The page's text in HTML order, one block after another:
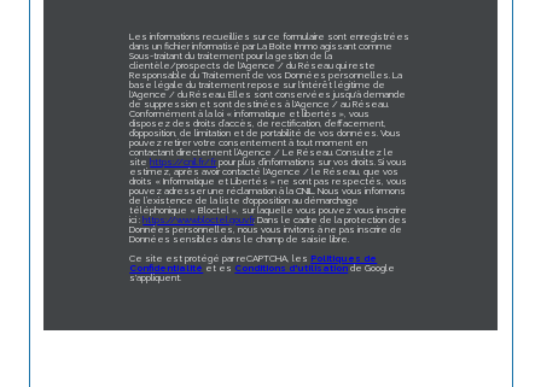
Les informations recueillies sur ce formulaire sont enregistrées
dans un fichier informatisé par La Boite Immo agissant comme
Sous-traitant du traitement pour la gestion de la
clientèle/prospects de l'Agence / du Réseau qui reste
Responsable du Traitement de vos Données personnelles. La
base légale du traitement repose sur l'intérêt légitime de
l'Agence / du Réseau. Elles sont conservées jusqu'à demande
de suppression et sont destinées à l'Agence / au Réseau.
Conformément à la loi « informatique et libertés », vous
disposez des droits d’accès, de rectification, d’effacement,
d’opposition, de limitation et de portabilité de vos données. Vous
pouvez retirer votre consentement à tout moment en
contactant directement l’Agence / Le Réseau. Consultez le
site https://cnil.fr/fr pour plus d’informations sur vos droits. Si vous
estimez, après avoir contacté l'Agence / le Réseau, que vos
droits « Informatique et Libertés » ne sont pas respectés, vous
pouvez adresser une réclamation à la CNIL. Nous vous informons
de l’existence de la liste d'opposition au démarchage
téléphonique « Bloctel », sur laquelle vous pouvez vous inscrire
ici : https://www.bloctel.gouv.fr. Dans le cadre de la protection des
Données personnelles, nous vous invitons à ne pas inscrire de
Données sensibles dans le champ de saisie libre.
Ce site est protégé par reCAPTCHA, les Politiques de
Confidentialité et es Conditions d'utilisation de Google
s'appliquent.